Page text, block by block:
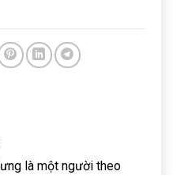
là một người theo